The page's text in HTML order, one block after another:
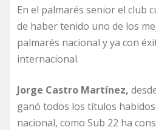
En el palmarés senior el club
de haber tenido uno de los
palmarés nacional y ya con
internacional.
Jorge Castro Martínez,
ganó todos los títulos
nacional, como Sub 22 ha